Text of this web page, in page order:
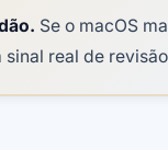
Se o macOS
real de